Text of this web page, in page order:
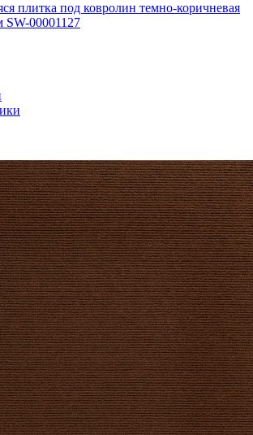
плитка под ковролин темно-коричневая
SW-00001127